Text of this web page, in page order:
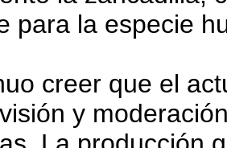
para la especie
creer que el
y